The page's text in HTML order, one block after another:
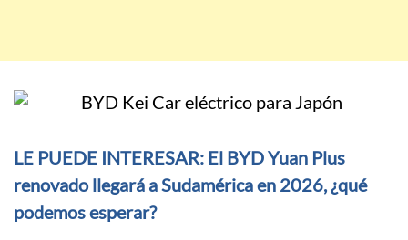
LE PUEDE INTERESAR: El BYD Yuan Plus
renovado llegará a Sudamérica en 2026, ¿qué
podemos esperar?